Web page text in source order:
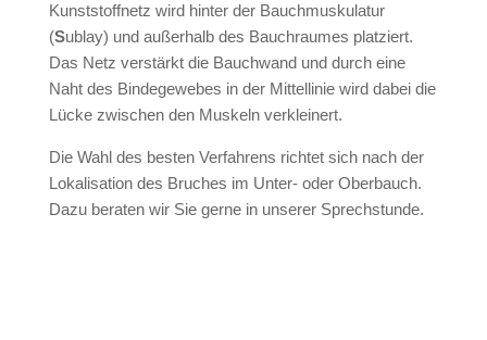
Kunststoffnetz wird hinter der Bauchmuskulatur
(Sublay) und außerhalb des Bauchraumes platziert.
Das Netz verstärkt die Bauchwand und durch eine
Naht des Bindegewebes in der Mittellinie wird dabei die
Lücke zwischen den Muskeln verkleinert.
Die Wahl des besten Verfahrens richtet sich nach der
Lokalisation des Bruches im Unter- oder Oberbauch.
Dazu beraten wir Sie gerne in unserer Sprechstunde.